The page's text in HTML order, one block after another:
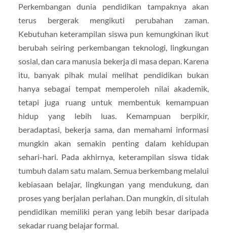
Perkembangan dunia pendidikan tampaknya akan
terus bergerak mengikuti perubahan zaman.
Kebutuhan keterampilan siswa pun kemungkinan ikut
berubah seiring perkembangan teknologi, lingkungan
sosial, dan cara manusia bekerja di masa depan. Karena
itu, banyak pihak mulai melihat pendidikan bukan
hanya sebagai tempat memperoleh nilai akademik,
tetapi juga ruang untuk membentuk kemampuan
hidup yang lebih luas. Kemampuan berpikir,
beradaptasi, bekerja sama, dan memahami informasi
mungkin akan semakin penting dalam kehidupan
sehari-hari. Pada akhirnya, keterampilan siswa tidak
tumbuh dalam satu malam. Semua berkembang melalui
kebiasaan belajar, lingkungan yang mendukung, dan
proses yang berjalan perlahan. Dan mungkin, di situlah
pendidikan memiliki peran yang lebih besar daripada
sekadar ruang belajar formal.